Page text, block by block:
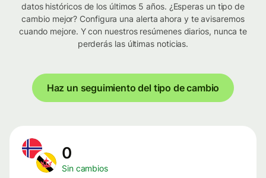
datos históricos de los últimos 5 años. ¿Esperas un tipo de
cambio mejor? Configura una alerta ahora y te avisaremos
cuando mejore. Y con nuestros resúmenes diarios, nunca te
perderás las últimas noticias.
Haz un seguimiento del tipo de cambio
0
Sin cambios